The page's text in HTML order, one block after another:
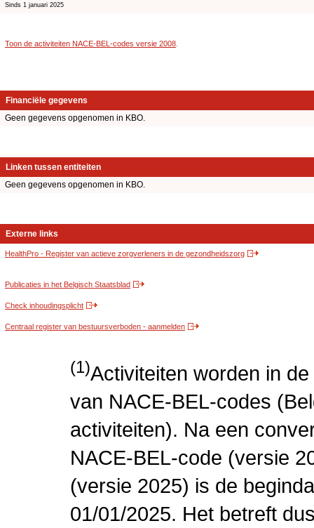
Sinds 1 januari 2025
Toon de activiteiten NACE-BEL-codes versie 2008
Financiële gegevens
Geen gegevens opgenomen in KBO.
Linken tussen entiteiten
Geen gegevens opgenomen in KBO.
Externe links
HealthPro - Register van actieve zorgverleners in de gezondheidszorg
Publicaties in het Belgisch Staatsblad
Check inhoudingsplicht
Centraal register van bestuursverboden - aanmelden
(1)Activiteiten worden in
van NACE-BEL-codes
activiteiten). Na een
NACE-BEL-code (versie
(versie 2025) is de
01/01/2025. Het betreft